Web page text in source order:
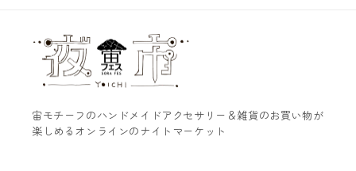
宙モチーフのハンドメイドアクセサリー＆雑貨のお買い物が
楽しめるオンラインのナイトマーケット